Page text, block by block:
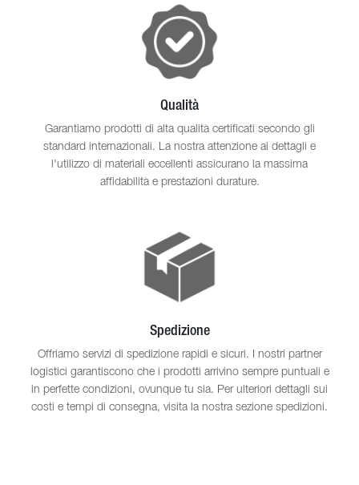
Qualità
Garantiamo prodotti di alta qualità certificati secondo gli
standard internazionali. La nostra attenzione ai dettagli e
l'utilizzo di materiali eccellenti assicurano la massima
affidabilità e prestazioni durature.
Spedizione
Offriamo servizi di spedizione rapidi e sicuri. I nostri partner
logistici garantiscono che i prodotti arrivino sempre puntuali e
in perfette condizioni, ovunque tu sia. Per ulteriori dettagli sui
costi e tempi di consegna, visita la nostra sezione spedizioni.